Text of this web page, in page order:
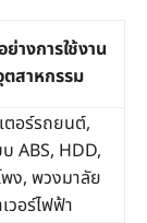
ย่างการใช้งาน
ตสาหกรรม
ตอร์รถยนต์,
บ ABS, HDD,
พง, พวงมาลัย
วอร์ไฟฟ้า